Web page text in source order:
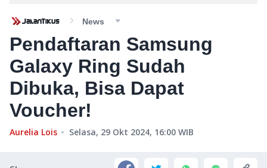
News
Pendaftaran Samsung
Galaxy Ring Sudah
Dibuka, Bisa Dapat
Voucher!
Aurelia Lois Selasa, 29 Okt 2024, 16:00 WIB